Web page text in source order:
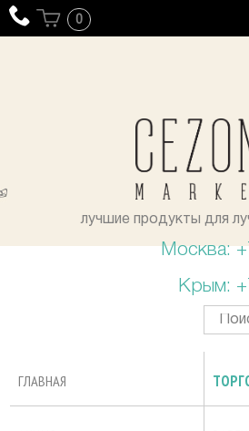
0
лучшие продукты для
Москва:
Крым:
ГЛАВНАЯ